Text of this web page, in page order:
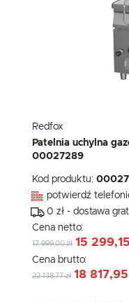
Redfox
Patelnia uchylna
00027289
Kod produktu:
potwierdź
0 zł - dostawa
Cena netto:
17 999,00 zł 15
Cena brutto:
22 138,77 zł 18 817,95